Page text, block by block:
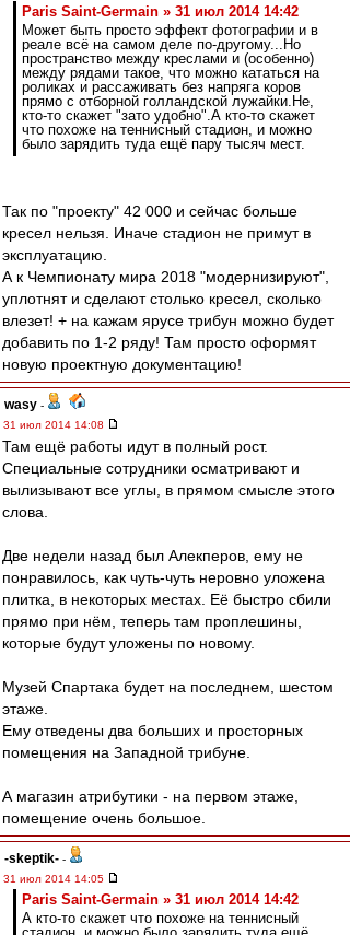
Paris Saint-Germain » 31 июл 2014 14:42
Может быть просто эффект фотографии и в
реале всё на самом деле по-другому...Но
пространство между креслами и (особенно)
между рядами такое, что можно кататься на
роликах и рассаживать без напряга коров
прямо с отборной голландской лужайки.Не,
кто-то скажет "зато удобно".А кто-то скажет
что похоже на теннисный стадион, и можно
было зарядить туда ещё пару тысяч мест.
Так по "проекту" 42 000 и сейчас больше
кресел нельзя. Иначе стадион не примут в
эксплуатацию.
А к Чемпионату мира 2018 "модернизируют",
уплотнят и сделают столько кресел, сколько
влезет! + на кажам ярусе трибун можно будет
добавить по 1-2 ряду! Там просто оформят
новую проектную документацию!
wasy -
31 июл 2014 14:08
Там ещё работы идут в полный рост.
Специальные сотрудники осматривают и
вылизывают все углы, в прямом смысле этого
слова.
Две недели назад был Алекперов, ему не
понравилось, как чуть-чуть неровно уложена
плитка, в некоторых местах. Её быстро сбили
прямо при нём, теперь там проплешины,
которые будут уложены по новому.
Музей Спартака будет на последнем, шестом
этаже.
Ему отведены два больших и просторных
помещения на Западной трибуне.
А магазин атрибутики - на первом этаже,
помещение очень большое.
-skeptik- -
31 июл 2014 14:05
Paris Saint-Germain » 31 июл 2014 14:42
А кто-то скажет что похоже на теннисный